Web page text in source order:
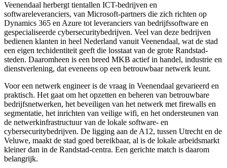
Veenendaal herbergt tientallen ICT-bedrijven en
softwareleveranciers, van Microsoft-partners die zich richten op
Dynamics 365 en Azure tot leveranciers van bedrijfssoftware en
gespecialiseerde cybersecuritybedrijven. Veel van deze bedrijven
bedienen klanten in heel Nederland vanuit Veenendaal, wat de stad
een eigen techidentiteit geeft die losstaat van de grote Randstad-
steden. Daaromheen is een breed MKB actief in handel, industrie en
dienstverlening, dat eveneens op een betrouwbaar netwerk leunt.
Voor een netwerk engineer is de vraag in Veenendaal gevarieerd en
praktisch. Het gaat om het opzetten en beheren van betrouwbare
bedrijfsnetwerken, het beveiligen van het netwerk met firewalls en
segmentatie, het inrichten van veilige wifi, en het ondersteunen van
de netwerkinfrastructuur van de lokale software- en
cybersecuritybedrijven. De ligging aan de A12, tussen Utrecht en de
Veluwe, maakt de stad goed bereikbaar, al is de lokale arbeidsmarkt
kleiner dan in de Randstad-centra. Een gerichte match is daarom
belangrijk.